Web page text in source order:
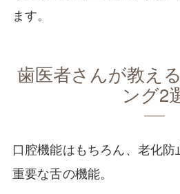
ます。
歯医者さんが教え
ング2
口腔機能はもちろん、老化
重要な舌の機能。